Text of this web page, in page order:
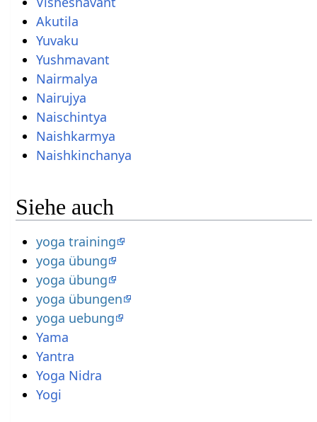
Akutila
Yuvaku
Yushmavant
Nairmalya
Nairujya
Naischintya
Naishkarmya
Naishkinchanya
Siehe auch
yoga training
yoga übung
yoga übung
yoga übungen
yoga uebung
Yama
Yantra
Yoga Nidra
Yogi